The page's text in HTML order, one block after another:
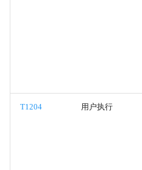
非标准编码
T1204 用户执行